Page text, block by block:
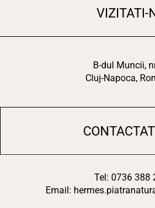
VIZITATI-
B-dul Muncii,
Cluj-Napoca,
Tel: 0736 388
Email: